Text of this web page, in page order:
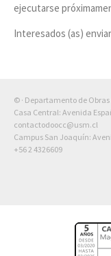
ejecutarse
Interesados (as) enviar
© · Departamento de
Casa Central: Avenida
contactodoocc@usm.cl
Campus San Joaquín:
+56 2 4326609